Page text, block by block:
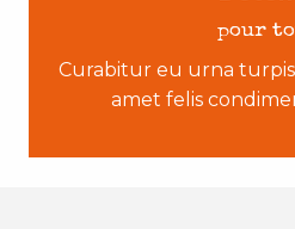
pour
Curabitur eu urna
amet felis